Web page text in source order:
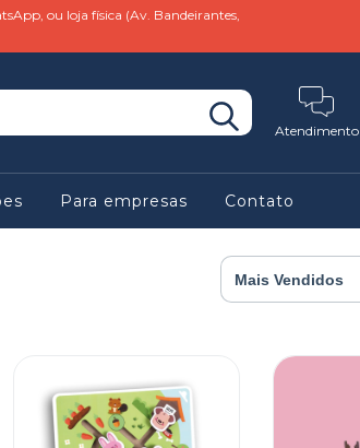
ou loja física (Av. Bandeirantes,
Atendimento
Para empresas Contato